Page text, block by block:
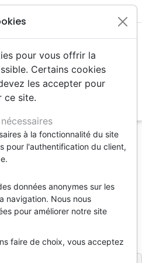
4 à 6 ans
d’anniversaire
| Illustrateur :Jenay
de la Bible Suisse
pour vous offrir la
Certains cookies
les accepter pour
ce site.
à la fonctionnalité du site
pour l'authentification du client,
données anonymes sur les
navigation. Nous nous
pour améliorer notre site
faire de choix, vous acceptez